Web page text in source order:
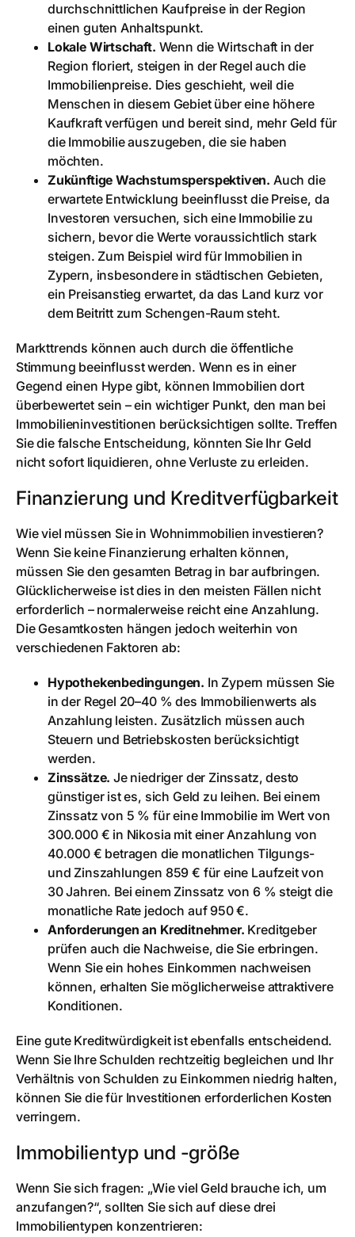
durchschnittlichen Kaufpreise in der Region
einen guten Anhaltspunkt.
Lokale Wirtschaft. Wenn die Wirtschaft in der
Region floriert, steigen in der Regel auch die
Immobilienpreise. Dies geschieht, weil die
Menschen in diesem Gebiet über eine höhere
Kaufkraft verfügen und bereit sind, mehr Geld für
die Immobilie auszugeben, die sie haben
möchten.
Zukünftige Wachstumsperspektiven. Auch die
erwartete Entwicklung beeinflusst die Preise, da
Investoren versuchen, sich eine Immobilie zu
sichern, bevor die Werte voraussichtlich stark
steigen. Zum Beispiel wird für Immobilien in
Zypern, insbesondere in städtischen Gebieten,
ein Preisanstieg erwartet, da das Land kurz vor
dem Beitritt zum Schengen-Raum steht.
Markttrends können auch durch die öffentliche
Stimmung beeinflusst werden. Wenn es in einer
Gegend einen Hype gibt, können Immobilien dort
überbewertet sein – ein wichtiger Punkt, den man bei
Immobilieninvestitionen berücksichtigen sollte. Treffen
Sie die falsche Entscheidung, könnten Sie Ihr Geld
nicht sofort liquidieren, ohne Verluste zu erleiden.
Finanzierung und Kreditverfügbarkeit
Wie viel müssen Sie in Wohnimmobilien investieren?
Wenn Sie keine Finanzierung erhalten können,
müssen Sie den gesamten Betrag in bar aufbringen.
Glücklicherweise ist dies in den meisten Fällen nicht
erforderlich – normalerweise reicht eine Anzahlung.
Die Gesamtkosten hängen jedoch weiterhin von
verschiedenen Faktoren ab:
Hypothekenbedingungen. In Zypern müssen Sie
in der Regel 20–40 % des Immobilienwerts als
Anzahlung leisten. Zusätzlich müssen auch
Steuern und Betriebskosten berücksichtigt
werden.
Zinssätze. Je niedriger der Zinssatz, desto
günstiger ist es, sich Geld zu leihen. Bei einem
Zinssatz von 5 % für eine Immobilie im Wert von
300.000 € in Nikosia mit einer Anzahlung von
40.000 € betragen die monatlichen Tilgungs-
und Zinszahlungen 859 € für eine Laufzeit von
30 Jahren. Bei einem Zinssatz von 6 % steigt die
monatliche Rate jedoch auf 950 €.
Anforderungen an Kreditnehmer. Kreditgeber
prüfen auch die Nachweise, die Sie erbringen.
Wenn Sie ein hohes Einkommen nachweisen
können, erhalten Sie möglicherweise attraktivere
Konditionen.
Eine gute Kreditwürdigkeit ist ebenfalls entscheidend.
Wenn Sie Ihre Schulden rechtzeitig begleichen und Ihr
Verhältnis von Schulden zu Einkommen niedrig halten,
können Sie die für Investitionen erforderlichen Kosten
verringern.
Immobilientyp und -größe
Wenn Sie sich fragen: „Wie viel Geld brauche ich, um
anzufangen?“, sollten Sie sich auf diese drei
Immobilientypen konzentrieren: